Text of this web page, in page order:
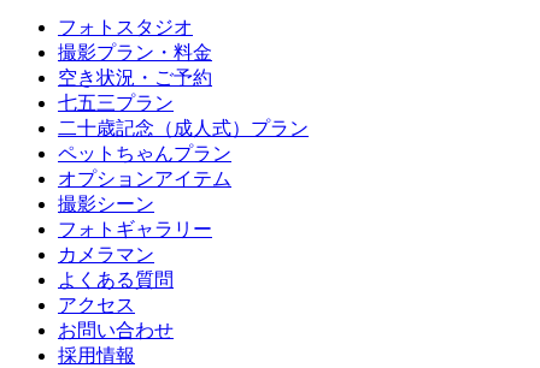
フォトスタジオ
撮影プラン・料金
空き状況・ご予約
七五三プラン
二十歳記念（成人式）プラン
ペットちゃんプラン
オプションアイテム
撮影シーン
フォトギャラリー
カメラマン
よくある質問
アクセス
お問い合わせ
採用情報